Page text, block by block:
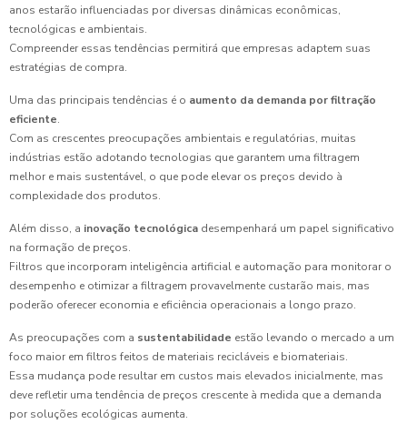
anos estarão influenciadas por diversas dinâmicas econômicas,
tecnológicas e ambientais.
Compreender essas tendências permitirá que empresas adaptem suas
estratégias de compra.
Uma das principais tendências é o aumento da demanda por filtração
eficiente.
Com as crescentes preocupações ambientais e regulatórias, muitas
indústrias estão adotando tecnologias que garantem uma filtragem
melhor e mais sustentável, o que pode elevar os preços devido à
complexidade dos produtos.
Além disso, a inovação tecnológica desempenhará um papel significativo
na formação de preços.
Filtros que incorporam inteligência artificial e automação para monitorar o
desempenho e otimizar a filtragem provavelmente custarão mais, mas
poderão oferecer economia e eficiência operacionais a longo prazo.
As preocupações com a sustentabilidade estão levando o mercado a um
foco maior em filtros feitos de materiais recicláveis e biomateriais.
Essa mudança pode resultar em custos mais elevados inicialmente, mas
deve refletir uma tendência de preços crescente à medida que a demanda
por soluções ecológicas aumenta.